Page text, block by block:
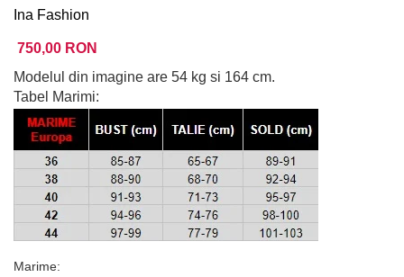
Ina Fashion
750,00 RON
Modelul din imagine are 54 kg si 164 cm.
Tabel Marimi:
Marime: